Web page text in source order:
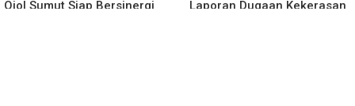
Ojol Sumut Siap Bersinergi
Laporan Dugaan Kekerasan